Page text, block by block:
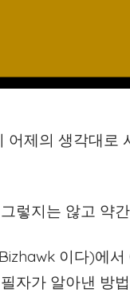
제의 생각대로
렇지는 않고 약
이다)에
자가 알아낸 방